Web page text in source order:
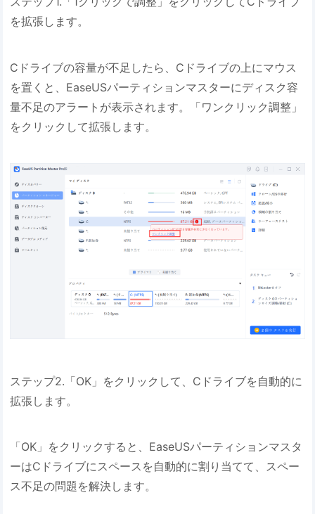
を拡張します。
Cドライブの容量が不足したら、Cドライブの上にマウス
を置くと、EaseUSパーティションマスターにディスク容
量不足のアラートが表示されます。「ワンクリック調整」
をクリックして拡張します。
ステップ2.「OK」をクリックして、Cドライブを自動的に
拡張します。
「OK」をクリックすると、EaseUSパーティションマスタ
ーはCドライブにスペースを自動的に割り当てて、スペー
ス不足の問題を解決します。